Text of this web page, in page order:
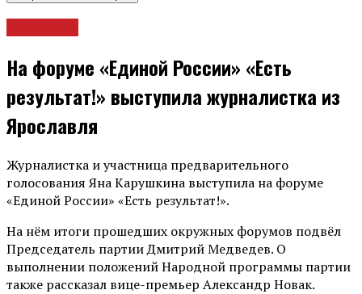
На форуме «Единой России» «Есть
результат!» выступила журналистка из
Ярославля
Журналистка и участница предварительного
голосования Яна Карушкина выступила на форуме
«Единой России» «Есть результат!».
На нём итоги прошедших окружных форумов подвёл
Председатель партии Дмитрий Медведев. О
выполнении положений Народной программы партии
также рассказал вице-премьер Александр Новак.